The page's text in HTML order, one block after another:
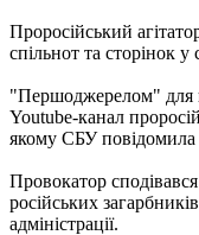
Проросійський
спільнот та сторінок
"Першоджерелом" для
Youtube-канал
якому СБУ повідомила
Провокатор
російських
адміністрації.